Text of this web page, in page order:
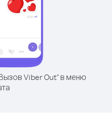
Viber Out" в меню